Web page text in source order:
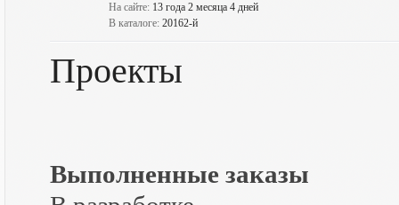
На сайте: 13 года 2 месяца 4 дней
В каталоге: 20162-й
Проекты
Выполненные заказы